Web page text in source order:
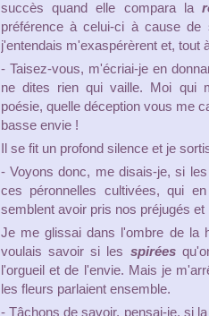
succès quand elle compara la
préférence à celui-ci à cause
j'entendais m'exaspérèrent et, tout
- Taisez-vous, m'écriai-je en
ne dites rien qui vaille. Moi qui
poésie, quelle déception vous me
basse envie !
Il se fit un profond silence et je
- Voyons donc, me disais-je, si
ces péronnelles cultivées, qui
semblent avoir pris nos préjugés et
Je me glissai dans l'ombre de la
voulais savoir si les spirées
l'orgueil et de l'envie. Mais je
les fleurs parlaient ensemble.
- Tâchons de savoir, pensai-je, si